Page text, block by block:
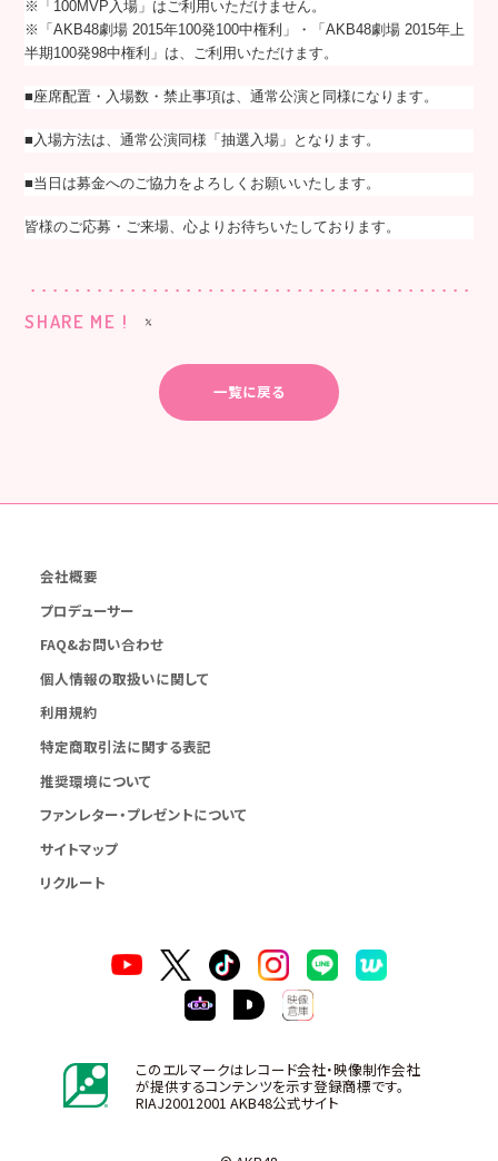
※「100MVP入場」はご利用いただけません。
※「AKB48劇場 2015年100発100中権利」・「AKB48劇場 2015年上
半期100発98中権利」は、ご利用いただけます。
■座席配置・入場数・禁止事項は、通常公演と同様になります。
■入場方法は、通常公演同様「抽選入場」となります。
■当日は募金へのご協力をよろしくお願いいたします。
皆様のご応募・ご来場、心よりお待ちいたしております。
SHARE ME !
一覧に戻る
会社概要
プロデューサー
FAQ&お問い合わせ
個人情報の取扱いに関して
利用規約
特定商取引法に関する表記
推奨環境について
ファンレター・プレゼントについて
サイトマップ
リクルート
このエルマークはレコード会社・映像制作会社
が提供するコンテンツを示す登録商標です。
RIAJ20012001 AKB48公式サイト